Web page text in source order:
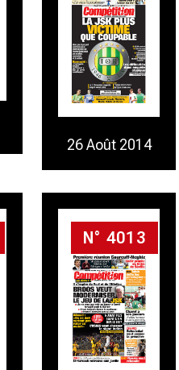
26 Août 2014
N° 4013